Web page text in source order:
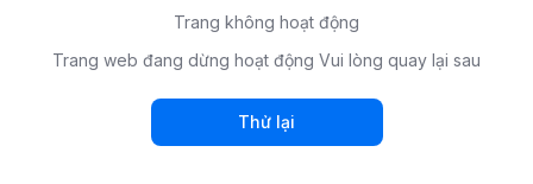
Trang không hoạt động
Trang web đang dừng hoạt động Vui lòng quay lại sau
Thử lại